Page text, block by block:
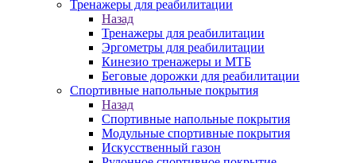
Тренажеры для реабилитации
Назад
Тренажеры для реабилитации
Эргометры для реабилитации
Кинезио тренажеры и МТБ
Беговые дорожки для реабилитации
Спортивные напольные покрытия
Назад
Спортивные напольные покрытия
Модульные спортивные покрытия
Искусственный газон